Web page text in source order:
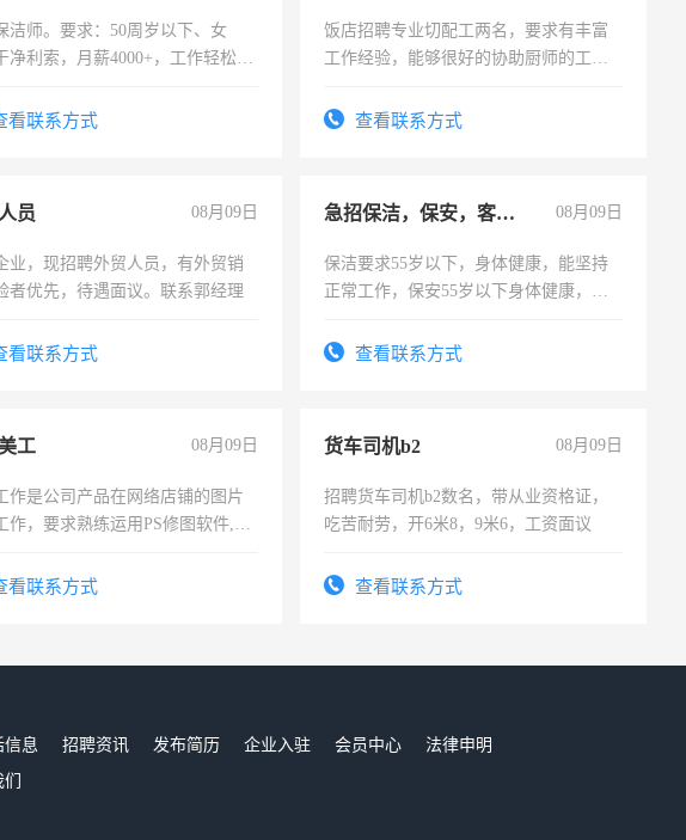
洁师。要求：50周岁以下、女
净利索，月薪4000+，工作轻松，
。
看联系方式
饭店招聘专业切配工两名，要求有丰富
工作经验，能够很好的协助厨师的工
4500。查看联系方式
员 08月09日
业，现招聘外贸人员，有外贸销
者优先，待遇面议。联系郭经理
看联系方式
急招保洁，保安，客服，工程 08月09日
保洁要求55岁以下，身体健康，能坚持
正常工作，保安55岁以下身体健康，有
录，客服要求45岁以下高中以上文化，
查看联系方式
工 08月09日
作是公司产品在网络店铺的图片
作，要求熟练运用PS修图软件,工
看联系方式
货车司机b2 08月09日
招聘货车司机b2数名，带从业资格证，
吃苦耐劳，开6米8，9米6，工资面议
查看联系方式
信息 招聘资讯 发布简历 企业入驻 会员中心
法律申明